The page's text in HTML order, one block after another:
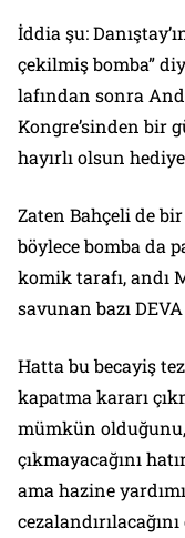
İddia şu:
çekilmiş bomba”
lafından sonra
Kongre’sinden bir
hayırlı olsun
Zaten Bahçeli de
böylece bomba da
komik tarafı, andı
savunan bazı
Hatta bu becayiş
kapatma kararı
mümkün
çıkmayacağını
ama hazine